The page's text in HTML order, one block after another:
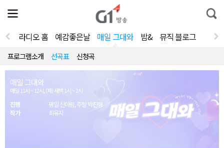
전
체
뉴
열
통
합
라디오 홈 예감좋은날 매일 그대와 밤& 뮤직 블로그
프로그램소개 선곡표 신청곡
매일 그대와
매일 11시 ~ 12시, (재) 새벽 1시 ~ 2시
진행
평일 신아림, 주말 박진형
작가
최유지